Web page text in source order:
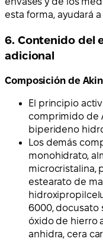
esta forma, ayudará
6. Contenido del
adicional
Composición de
El principio
comprimido de
biperideno
Los demás
monohidrato,
microcristalina,
estearato de
6000, docusato
óxido de hierro
anhidra, cera